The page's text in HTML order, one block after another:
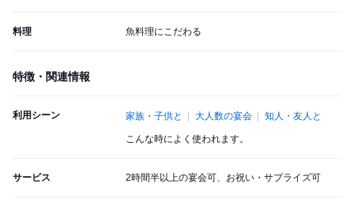
料理 魚料理にこだわる
特徴・関連情報
利用シーン 家族・子供と 大人数の宴会 知人・友人と
こんな時によく使われます。
サービス 2時間半以上の宴会可、お祝い・サプライズ可